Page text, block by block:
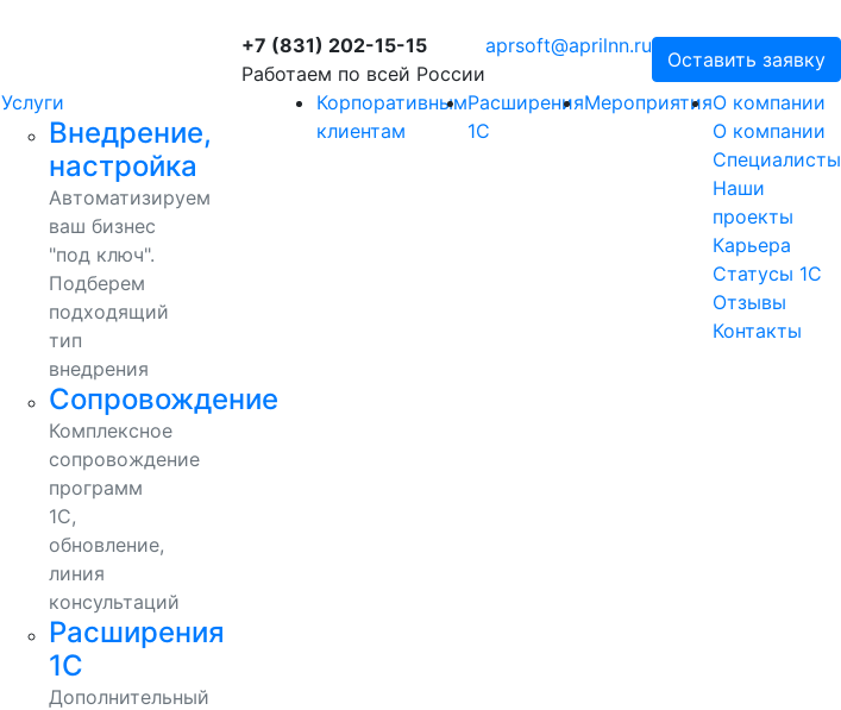
+7 (831) 202-15-15
Работаем по всей России
aprsoft@aprilnn.ru
Оставить заявку
Услуги
Внедрение,
настройка
Автоматизируем
ваш бизнес
"под ключ".
Подберем
подходящий
тип
внедрения
Сопровождение
Комплексное
сопровождение
программ
1С,
обновление,
линия
консультаций
Расширения
1С
Дополнительный
Корпоративным
клиентам
Расширения
1С
МероприятияО компании
О компании
Специалисты
Наши
проекты
Карьера
Статусы 1С
Отзывы
Контакты